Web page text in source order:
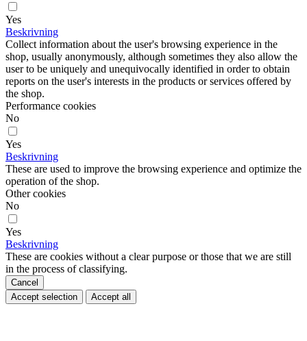
Yes
Beskrivning
Collect information about the user's browsing experience in the
shop, usually anonymously, although sometimes they also allow the
user to be uniquely and unequivocally identified in order to obtain
reports on the user's interests in the products or services offered by
the shop.
Performance cookies
No
Yes
Beskrivning
These are used to improve the browsing experience and optimize the
operation of the shop.
Other cookies
No
Yes
Beskrivning
These are cookies without a clear purpose or those that we are still
in the process of classifying.
Cancel
Accept selection
Accept all